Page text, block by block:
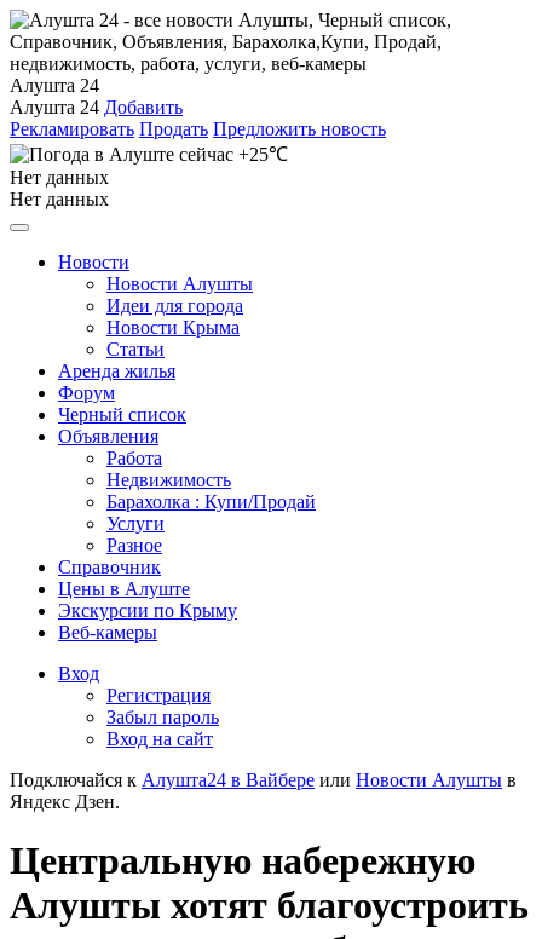
Алушта 24
Алушта 24 Добавить
Рекламировать Продать Предложить новость
+25℃
Нет данных
Нет данных
Новости
Новости Алушты
Идеи для города
Новости Крыма
Статьи
Аренда жилья
Форум
Черный список
Объявления
Работа
Недвижимость
Барахолка : Купи/Продай
Услуги
Разное
Справочник
Цены в Алуште
Экскурсии по Крыму
Веб-камеры
Вход
Регистрация
Забыл пароль
Вход на сайт
Подключайся к Алушта24 в Вайбере или Новости Алушты в
Яндекс Дзен.
Центральную набережную
Алушты хотят благоустроить